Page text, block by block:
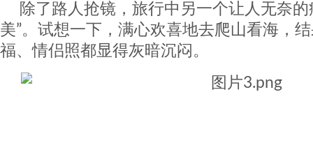
除了路人抢镜，旅行中另一个让人无奈
美”。试想一下，满心欢喜地去爬山看海，
福、情侣照都显得灰暗沉闷。